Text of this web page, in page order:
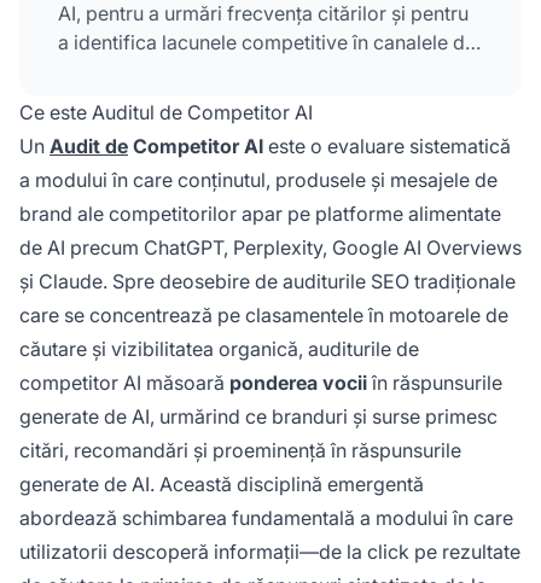
AI, pentru a urmări frecvența citărilor și pentru
a identifica lacunele competitive în canalele de
Ce este Auditul de Competitor AI
Un Audit de Competitor AI este o evaluare sistematică
a modului în care conținutul, produsele și mesajele de
brand ale competitorilor apar pe platforme alimentate
de AI precum ChatGPT, Perplexity, Google AI Overviews
și Claude. Spre deosebire de auditurile SEO tradiționale
care se concentrează pe clasamentele în motoarele de
căutare și vizibilitatea organică, auditurile de
competitor AI măsoară ponderea vociiîn răspunsurile
generate de AI, urmărind ce branduri și surse primesc
citări, recomandări și proeminență în răspunsurile
generate de AI. Această disciplină emergentă
abordează schimbarea fundamentală a modului în care
utilizatorii descoperă informații—de la click pe rezultate